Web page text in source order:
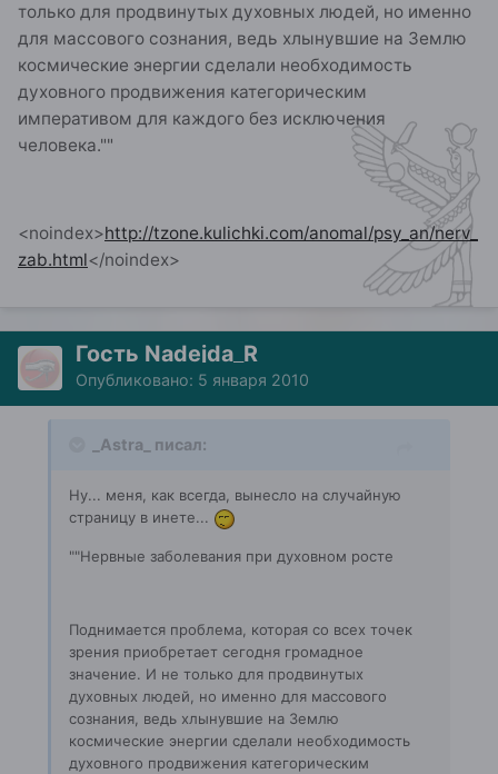
только для продвинутых духовных людей, но именно
для массового сознания, ведь хлынувшие на Землю
космические энергии сделали необходимость
духовного продвижения категорическим
императивом для каждого без исключения
человека.""
<noindex>http://tzone.kulichki.com/anomal/psy_an/nerv_
zab.html</noindex>
Гость Nadejda_R
Опубликовано: 5 января 2010
_Astra_ писал:
Ну... меня, как всегда, вынесло на случайную
страницу в инете...
""Нервные заболевания при духовном росте
Поднимается проблема, которая со всех точек
зрения приобретает сегодня громадное
значение. И не только для продвинутых
духовных людей, но именно для массового
сознания, ведь хлынувшие на Землю
космические энергии сделали необходимость
духовного продвижения категорическим